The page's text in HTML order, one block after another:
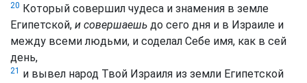
20 Который совершил чудеса и знамения в земле
Египетской, и совершаешь до сего дня и в Израиле и
между всеми людьми, и соделал Себе имя, как в сей
день,
21 и вывел народ Твой Израиля из земли Египетской